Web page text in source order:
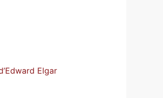
Elgar